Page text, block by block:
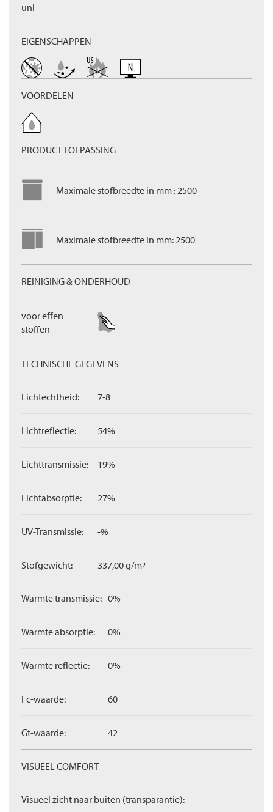
uni
EIGENSCHAPPEN
VOORDELEN
PRODUCT TOEPASSING
Maximale stofbreedte in mm : 2500
Maximale stofbreedte in mm: 2500
REINIGING & ONDERHOUD
voor effen
stoffen
TECHNISCHE GEGEVENS
Lichtechtheid: 7-8
Lichtreflectie: 54%
Lichttransmissie: 19%
Lichtabsorptie: 27%
UV-Transmissie: -%
Stofgewicht: 337,00 g/m2
Warmte transmissie: 0%
Warmte absorptie: 0%
Warmte reflectie: 0%
Fc-waarde: 60
Gt-waarde: 42
VISUEEL COMFORT
Visueel zicht naar buiten (transparantie): -